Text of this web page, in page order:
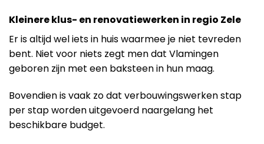
Kleinere klus- en renovatiewerken in regio Zele
Er is altijd wel iets in huis waarmee je niet tevreden
bent. Niet voor niets zegt men dat Vlamingen
geboren zijn met een baksteen in hun maag.
Bovendien is vaak zo dat verbouwingswerken stap
per stap worden uitgevoerd naargelang het
beschikbare budget.